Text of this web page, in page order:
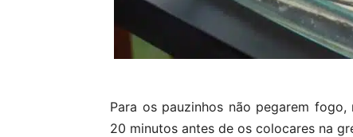
Para os pauzinhos não pegarem
20 minutos antes de os colocares na